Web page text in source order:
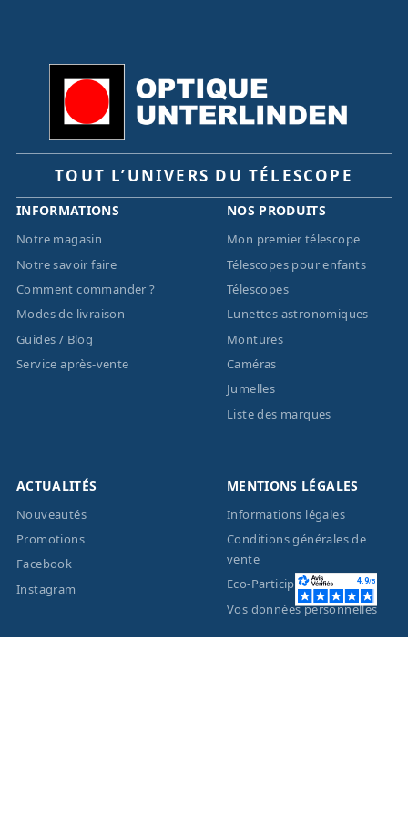
TOUT L’UNIVERS DU TÉLESCOPE
INFORMATIONS
Notre magasin
Notre savoir faire
Comment commander ?
Modes de livraison
Guides / Blog
Service après-vente
NOS PRODUITS
Mon premier télescope
Télescopes pour enfants
Télescopes
Lunettes astronomiques
Montures
Caméras
Jumelles
Liste des marques
ACTUALITÉS
Nouveautés
Promotions
Facebook
Instagram
MENTIONS LÉGALES
Informations légales
Conditions générales de
vente
Eco-Participation
Vos données personnelles